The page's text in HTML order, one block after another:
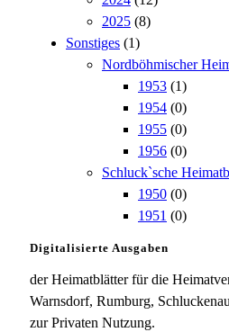
2025 (8)
Sonstiges (1)
Nordböhmischer
1953 (1)
1954 (0)
1955 (0)
1956 (0)
Schluck`sche
1950 (0)
1951 (0)
Digitalisierte Ausgaben
der Heimatblätter für die
Warnsdorf, Rumburg,
zur Privaten Nutzung.